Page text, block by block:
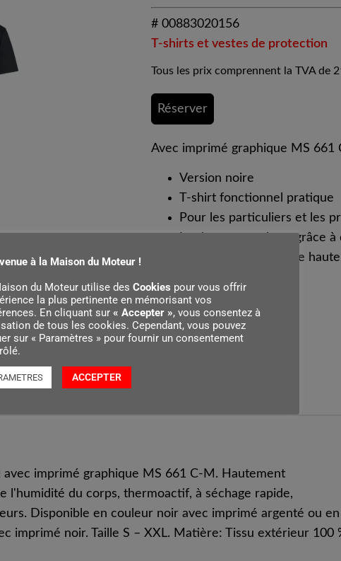
# 00883020156
T-shirts et vestes de protection
Tous les prix comprennent la TVA de
Réserver
Avec imprimé graphique MS 661
Version noire
T-shirt fonctionnel pratique
Pour les particuliers et les
Inodore et respirant grâce
Les coutures plates de
imprimé graphique MS 661 C-M. Hautement
l'humidité du corps, thermoactif, à séchage rapide,
Disponible en couleur noir avec imprimé argenté ou en
imprimé noir. Taille S – XXL. Matière: Tissu extérieur 100
à la Maison du Moteur !
du Moteur utilise des Cookies pour vous offrir
la plus pertinente en mémorisant vos
En cliquant sur « Accepter », vous consentez à
de tous les cookies. Cependant, vous pouvez
sur « Paramètres » pour fournir un consentement
ACCEPTER